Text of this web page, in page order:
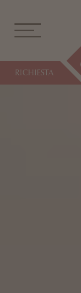
RICHIESTA